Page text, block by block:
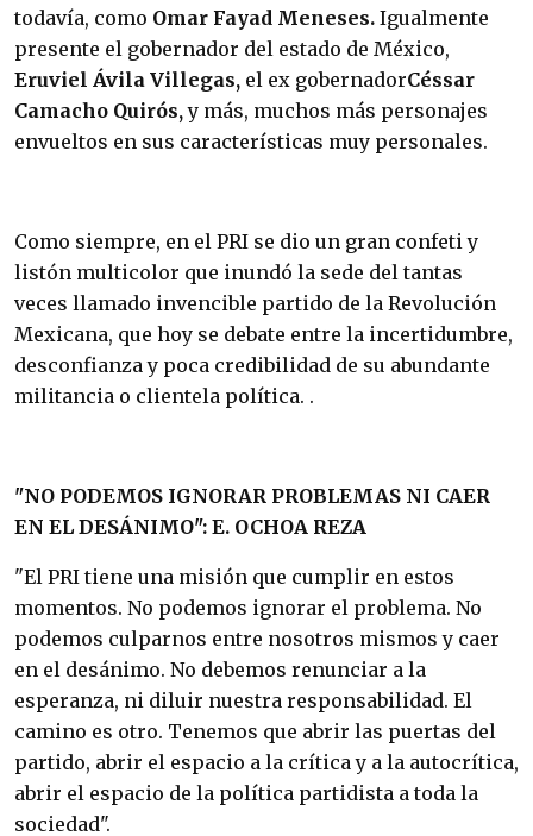
todavía, como Omar Fayad Meneses. Igualmente
presente el gobernador del estado de México,
Eruviel Ávila Villegas, el ex gobernadorCéssar
Camacho Quirós,y más, muchos más personajes
envueltos en sus características muy personales.
Como siempre, en el PRI se dio un gran confeti y
listón multicolor que inundó la sede del tantas
veces llamado invencible partido de la Revolución
Mexicana, que hoy se debate entre la incertidumbre,
desconfianza y poca credibilidad de su abundante
militancia o clientela política. .
"NO PODEMOS IGNORAR PROBLEMAS NI CAER
EN EL DESÁNIMO": E. OCHOA REZA
"El PRI tiene una misión que cumplir en estos
momentos. No podemos ignorar el problema. No
podemos culparnos entre nosotros mismos y caer
en el desánimo. No debemos renunciar a la
esperanza, ni diluir nuestra responsabilidad. El
camino es otro. Tenemos que abrir las puertas del
partido, abrir el espacio a la crítica y a la autocrítica,
abrir el espacio de la política partidista a toda la
sociedad".